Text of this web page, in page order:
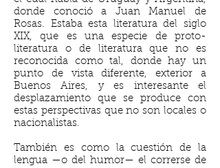
donde conoció a Juan Manuel de
Rosas. Estaba esta literatura del siglo
XIX, que es una especie de proto-
literatura o de literatura que no es
reconocida como tal, donde hay un
punto de vista diferente, exterior a
Buenos Aires, y es interesante el
desplazamiento que se produce con
estas perspectivas que no son locales o
nacionalistas.
También es como la cuestión de la
lengua —o del humor— el correrse de